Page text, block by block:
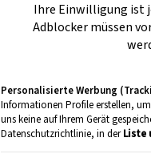
Ihre Einwilligung ist
Adblocker müssen
Personalisierte Werbung
Informationen Profile erstellen,
uns keine auf Ihrem Gerät
Datenschutzrichtlinie, in derListe